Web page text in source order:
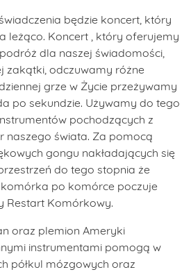
będzie koncert, który
leżąco. Koncert , który oferujemy
dla naszej świadomości,
zakątki, odczuwamy różne
grze w Życie przeżywamy
po sekundzie. Używamy do tego
pochodzących z
naszego świata. Za pomocą
gongu nakładających się
do tego stopnia że
komórka po komórce poczuje
Restart Komórkowy.
oraz plemion Ameryki
instrumentami pomogą w
półkul mózgowych oraz